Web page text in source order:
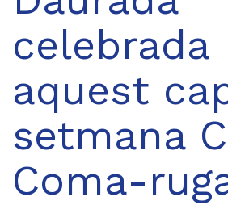
celebrada
aquest
setmana
Coma-